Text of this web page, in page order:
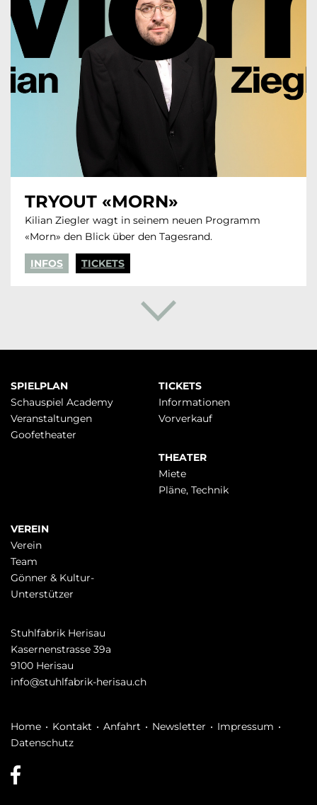
TRYOUT «MORN»
Kilian Ziegler wagt in seinem neuen Programm
«Morn» den Blick über den Tagesrand.
INFOS TICKETS
Navigation
überspringen
SPIELPLAN
Schauspiel Academy
Veranstaltungen
Goofetheater
TICKETS
Infor­mationen
Vorverkauf
THEATER
Miete
Pläne, Technik
VEREIN
Verein
Team
Gönner & Kultur-
Unterstützer
Stuhlfabrik Herisau
Kasernenstrasse 39a
9100 Herisau
info@stuhlfabrik-herisau.ch
Navigation
überspringen
Home Kontakt Anfahrt Newsletter
Impressum
Datenschutz